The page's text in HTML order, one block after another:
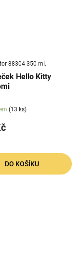
88304 350 ml.
Hello Kitty
(13 ks)
DO KOŠÍKU